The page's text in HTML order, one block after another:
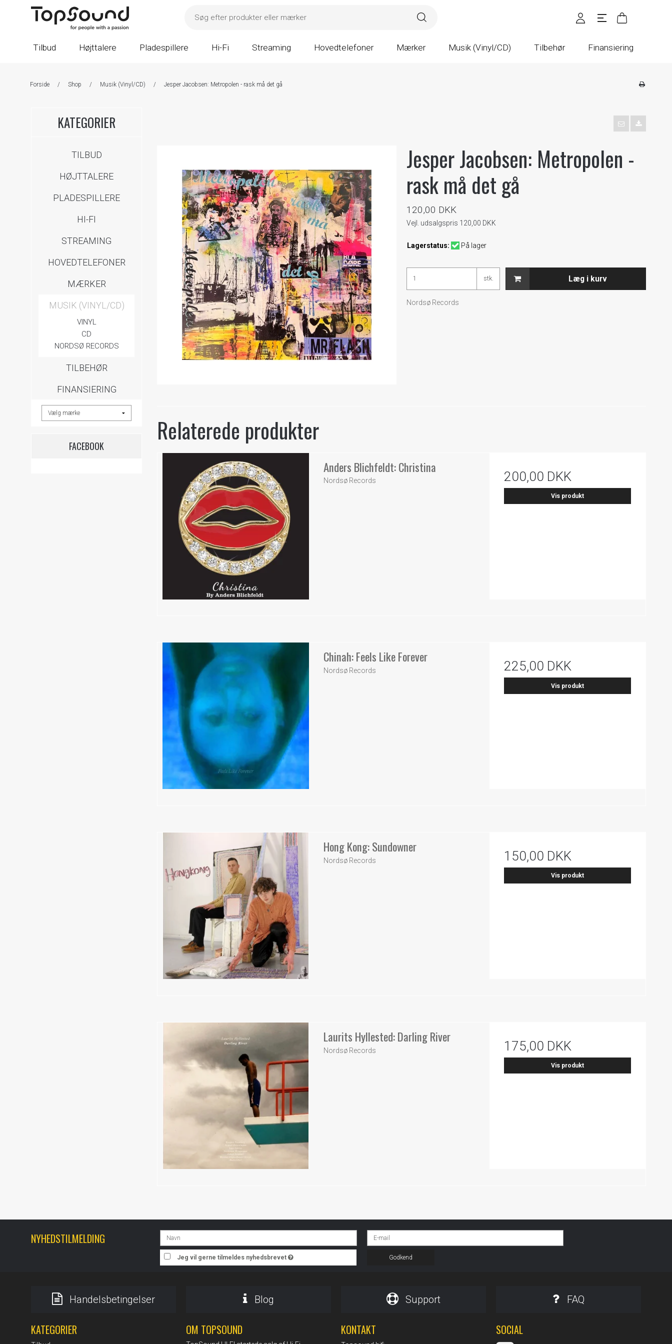
Tilbud Højttalere Pladespillere Hi-Fi Streaming Hovedtelefoner Mærker Musik (Vinyl/CD) Tilbehør Finansiering
Forside / Shop / Musik (Vinyl/CD) / Jesper Jacobsen: Metropolen - rask må det gå
KATEGORIER
TILBUD
HØJTTALERE
PLADESPILLERE
HI-FI
STREAMING
HOVEDTELEFONER
MÆRKER
MUSIK (VINYL/CD)
VINYL
CD
NORDSØ RECORDS
TILBEHØR
FINANSIERING
FACEBOOK
Jesper Jacobsen: Metropolen -
rask må det gå
120,00 DKK
Vejl. udsalgspris 120,00 DKK
Lagerstatus: På lager
stk. Læg i kurv
Nordsø Records
Relaterede produkter
Anders Blichfeldt: Christina
Nordsø Records 200,00 DKK
Vis produkt
Chinah: Feels Like Forever
Nordsø Records 225,00 DKK
Vis produkt
Hong Kong: Sundowner
Nordsø Records 150,00 DKK
Vis produkt
Laurits Hyllested: Darling River
Nordsø Records 175,00 DKK
Vis produkt
NYHEDSTILMELDING
Jeg vil gerne tilmeldes nyhedsbrevet Godkend
Handelsbetingelser Blog Support FAQ
KATEGORIER OM TOPSOUND KONTAKT SOCIAL